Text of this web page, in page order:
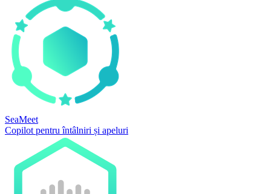
SeaMeet
Copilot pentru întâlniri și apeluri